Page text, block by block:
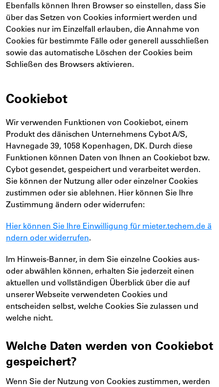
Ebenfalls können Ihren Browser so einstellen, dass Sie
über das Setzen von Cookies informiert werden und
Cookies nur im Einzelfall erlauben, die Annahme von
Cookies für bestimmte Fälle oder generell ausschließen
sowie das automatische Löschen der Cookies beim
Schließen des Browsers aktivieren.
Cookiebot
Wir verwenden Funktionen von Cookiebot, einem
Produkt des dänischen Unternehmens Cybot A/S,
Havnegade 39, 1058 Kopenhagen, DK. Durch diese
Funktionen können Daten von Ihnen an Cookiebot bzw.
Cybot gesendet, gespeichert und verarbeitet werden.
Sie können der Nutzung aller oder einzelner Cookies
zustimmen oder sie ablehnen. Hier können Sie Ihre
Zustimmung ändern oder widerrufen:
Hier können Sie Ihre Einwilligung für mieter.techem.de ä
ndern oder widerrufen.
Im Hinweis-Banner, in dem Sie einzelne Cookies aus-
oder abwählen können, erhalten Sie jederzeit einen
aktuellen und vollständigen Überblick über die auf
unserer Webseite verwendeten Cookies und
entscheiden selbst, welche Cookies Sie zulassen und
welche nicht.
Welche Daten werden von Cookiebot
gespeichert?
Wenn Sie der Nutzung von Cookies zustimmen, werden